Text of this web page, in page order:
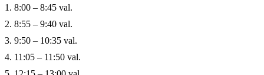
1. 8:00 – 8:45 val.
2. 8:55 – 9:40 val.
3. 9:50 – 10:35 val.
4. 11:05 – 11:50 val.